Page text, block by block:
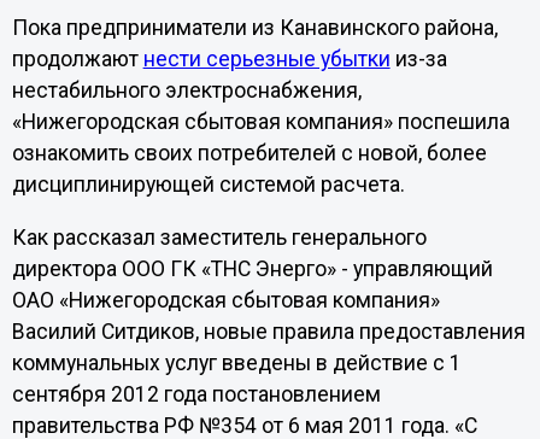
Пока предприниматели из Канавинского района,
продолжают нести серьезные убытки из-за
нестабильного электроснабжения,
«Нижегородская сбытовая компания» поспешила
ознакомить своих потребителей с новой, более
дисциплинирующей системой расчета.
Как рассказал заместитель генерального
директора ООО ГК «ТНС Энерго» - управляющий
ОАО «Нижегородская сбытовая компания»
Василий Ситдиков, новые правила предоставления
коммунальных услуг введены в действие с 1
сентября 2012 года постановлением
правительства РФ №354 от 6 мая 2011 года. «С